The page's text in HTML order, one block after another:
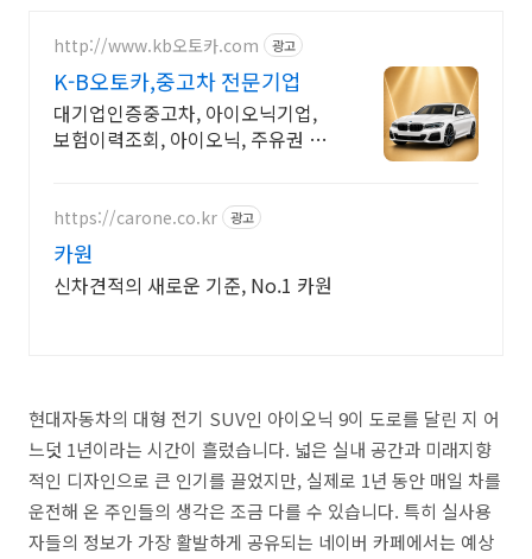
http://www.kb오토카.com 광고
K-B오토카,중고차 전문기업
대기업인증중고차, 아이오닉기업,
보험이력조회, 아이오닉, 주유권 증
24시간실매물전산연동
https://carone.co.kr 광고
카원
신차견적의 새로운 기준, No.1 카원
현대자동차의 대형 전기 SUV인 아이오닉 9이 도로를 달린 지 어
느덧 1년이라는 시간이 흘렀습니다. 넓은 실내 공간과 미래지향
적인 디자인으로 큰 인기를 끌었지만, 실제로 1년 동안 매일 차를
운전해 온 주인들의 생각은 조금 다를 수 있습니다. 특히 실사용
자들의 정보가 가장 활발하게 공유되는 네이버 카페에서는 예상